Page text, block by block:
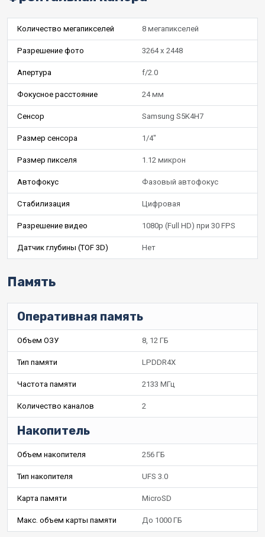
Количество мегапикселей 8 мегапикселей
Разрешение фото 3264 x 2448
Апертура f/2.0
Фокусное расстояние 24 мм
Сенсор Samsung S5K4H7
Размер сенсора 1/4"
Размер пикселя 1.12 микрон
Автофокус Фазовый автофокус
Стабилизация Цифровая
Разрешение видео 1080p (Full HD) при 30 FPS
Датчик глубины (TOF 3D) Нет
Память
Оперативная память
Объем ОЗУ 8, 12 ГБ
Тип памяти LPDDR4X
Частота памяти 2133 МГц
Количество каналов 2
Накопитель
Объем накопителя 256 ГБ
Тип накопителя UFS 3.0
Карта памяти MicroSD
Макс. объем карты памяти До 1000 ГБ